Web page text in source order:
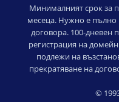
Минималният срок за
месеца. Нужно е пълно
договора. 100-дневен
регистрация на
подлежи на
прекратяване на
©